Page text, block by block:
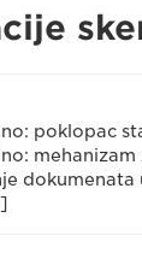
poklopac